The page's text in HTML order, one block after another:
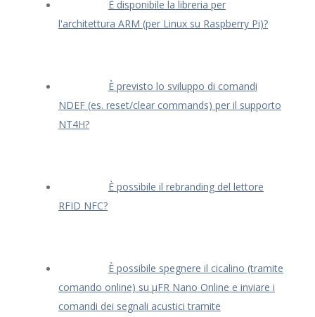
È disponibile la libreria per
l'architettura ARM (per Linux su Raspberry Pi)?
È previsto lo sviluppo di comandi
NDEF (es. reset/clear commands) per il supporto
NT4H?
È possibile il rebranding del lettore
RFID NFC?
È possibile spegnere il cicalino (tramite
comando online) su μFR Nano Online e inviare i
comandi dei segnali acustici tramite